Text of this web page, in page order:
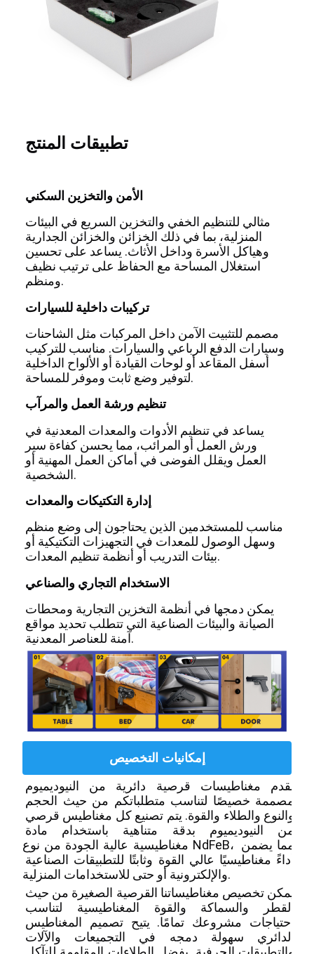
تطبيقات المنتج
الأمن والتخزين السكني
مثالي للتنظيم الخفي والتخزين السريع في البيئات
المنزلية، بما في ذلك الخزائن والخزائن الجدارية
وهياكل الأسرة وداخل الأثاث. يساعد على تحسين
استغلال المساحة مع الحفاظ على ترتيب نظيف
ومنظم.
تركيبات داخلية للسيارات
مصمم للتثبيت الآمن داخل المركبات مثل الشاحنات
وسيارات الدفع الرباعي والسيارات. مناسب للتركيب
أسفل المقاعد أو لوحات القيادة أو الألواح الداخلية
لتوفير وضع ثابت وموفر للمساحة.
تنظيم ورشة العمل والمرآب
يساعد في تنظيم الأدوات والمعدات المعدنية في
ورش العمل أو المرائب، مما يحسن كفاءة سير
العمل ويقلل الفوضى في أماكن العمل المهنية أو
الشخصية.
إدارة التكتيكات والمعدات
مناسب للمستخدمين الذين يحتاجون إلى وضع منظم
وسهل الوصول للمعدات في التجهيزات التكتيكية أو
بيئات التدريب أو أنظمة تنظيم المعدات.
الاستخدام التجاري والصناعي
يمكن دمجها في أنظمة التخزين التجارية ومحطات
الصيانة والبيئات الصناعية التي تتطلب تحديد مواقع
آمنة للعناصر المعدنية.
إمكانيات التخصيص
مغناطيسية عالية الجودة من نوع NdFeB، مما يضمن
والإلكترونية أو حتى للاستخدامات المنزلية.